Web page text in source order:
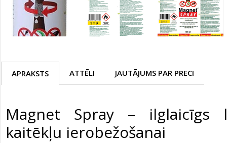
APRAKSTS ATTĒLI JAUTĀJUMS PAR PRECI
Magnet Spray – ilglaicīgs
kaitēkļu ierobežošanai